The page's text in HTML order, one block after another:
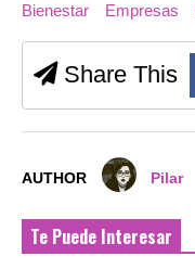
Bienestar Empresas
Share This
AUTHOR Pilar
Te Puede Interesar